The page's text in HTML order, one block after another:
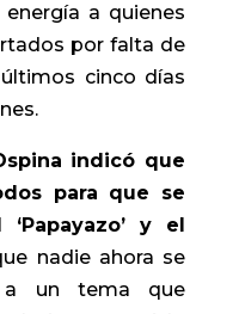
a quienes
por falta de
cinco días
indicó que
para que se
y el
nadie ahora se
a un tema que